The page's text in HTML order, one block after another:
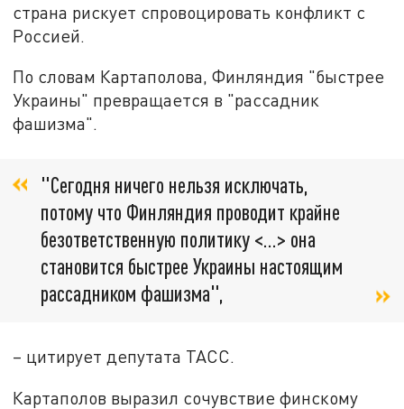
страна рискует спровоцировать конфликт с
Россией.
По словам Картаполова, Финляндия "быстрее
Украины" превращается в "рассадник
фашизма".
"Сегодня ничего нельзя исключать,
потому что Финляндия проводит крайне
безответственную политику <...> она
становится быстрее Украины настоящим
рассадником фашизма",
– цитирует депутата ТАСС.
Картаполов выразил сочувствие финскому